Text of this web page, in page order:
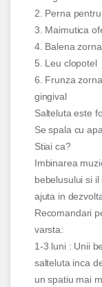
2. Perna
3. Maimutica
4. Balena
5. Leu clopotel
6. Frunza
gingival
Salteluta este
Se spala cu
Stiai ca?
Imbinarea
bebelusului si
ajuta in
Recomandari
varsta:
1-3 luni : Unii
salteluta inca
un spatiu mai